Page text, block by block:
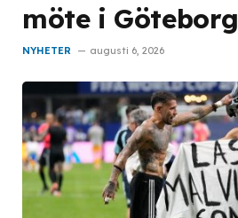
möte i Göteborg
NYHETER augusti 6, 2026